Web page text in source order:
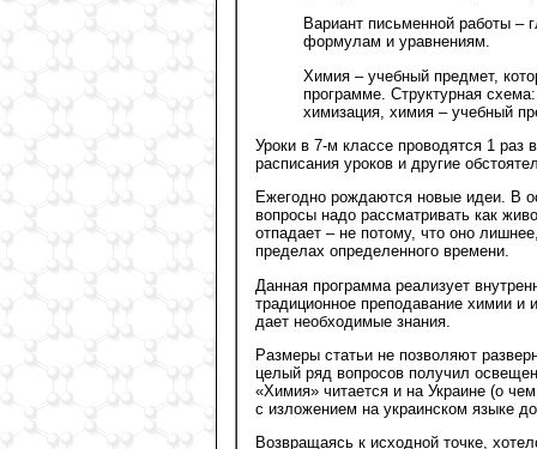
Вариант письменной работы –
формулам и уравнениям.
Химия – учебный предмет,
программе. Структурная
химизация, химия – учебный
Уроки в 7-м классе проводятся 1
расписания уроков и другие
Ежегодно рождаются новые идеи. В
вопросы надо рассматривать как
отпадает – не потому, что оно
пределах определенного времени.
Данная программа реализует
традиционное преподавание химии и
дает необходимые знания.
Размеры статьи не позволяют
целый ряд вопросов получил
«Химия» читается и на Украине (о
с изложением на украинском языке
Возвращаясь к исходной точке,